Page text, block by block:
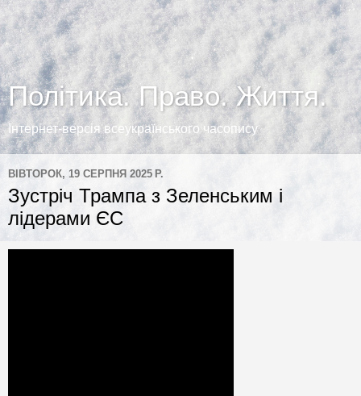
Політика. Право. Життя.
Інтернет-версія всеукраїнського часопису
ВІВТОРОК, 19 СЕРПНЯ 2025 Р.
Зустріч Трампа з Зеленським і
лідерами ЄС